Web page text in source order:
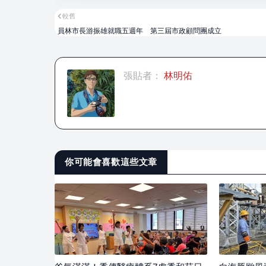
較舊
員林市長游振雄就職五週年 第三屆市政顧問團成立
張貼者： 林明佑
你可能會喜歡這些文章